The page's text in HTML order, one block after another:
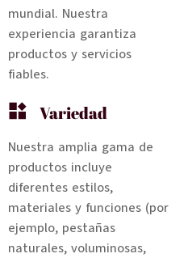
mundial. Nuestra
experiencia garantiza
productos y servicios
fiables.
Variedad
Nuestra amplia gama de
productos incluye
diferentes estilos,
materiales y funciones (por
ejemplo, pestañas
naturales, voluminosas,